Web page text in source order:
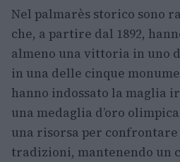
Nel palmarès storico sono
che, a partire dal 1892,
almeno una vittoria in uno
in una delle cinque
hanno indossato la maglia
una medaglia d’oro
una risorsa per
tradizioni, mantenendo un